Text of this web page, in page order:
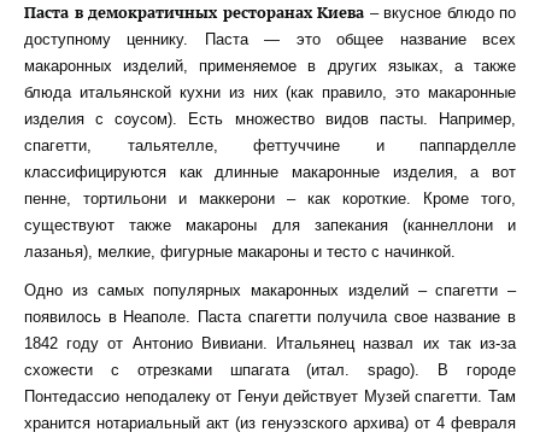
Паста в демократичных ресторанах Киева – вкусное блюдо по
доступному ценнику. Паста — это общее название всех
макаронных изделий, применяемое в других языках, а также
блюда итальянской кухни из них (как правило, это макаронные
изделия с соусом). Есть множество видов пасты. Например,
спагетти, тальятелле, феттуччине и паппарделле
классифицируются как длинные макаронные изделия, а вот
пенне, тортильони и маккерони – как короткие. Кроме того,
существуют также макароны для запекания (каннеллони и
лазанья), мелкие, фигурные макароны и тесто с начинкой.
Одно из самых популярных макаронных изделий – спагетти –
появилось в Неаполе. Паста спагетти получила свое название в
1842 году от Антонио Вивиани. Итальянец назвал их так из-за
схожести с отрезками шпагата (итал. spago). В городе
Понтедассио неподалеку от Генуи действует Музей спагетти. Там
хранится нотариальный акт (из генуэзского архива) от 4 февраля